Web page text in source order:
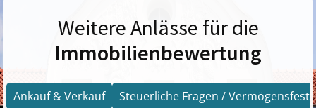
Weitere Anlässe für die
Immobilienbewertung
Ankauf & Verkauf Steuerliche Fragen /